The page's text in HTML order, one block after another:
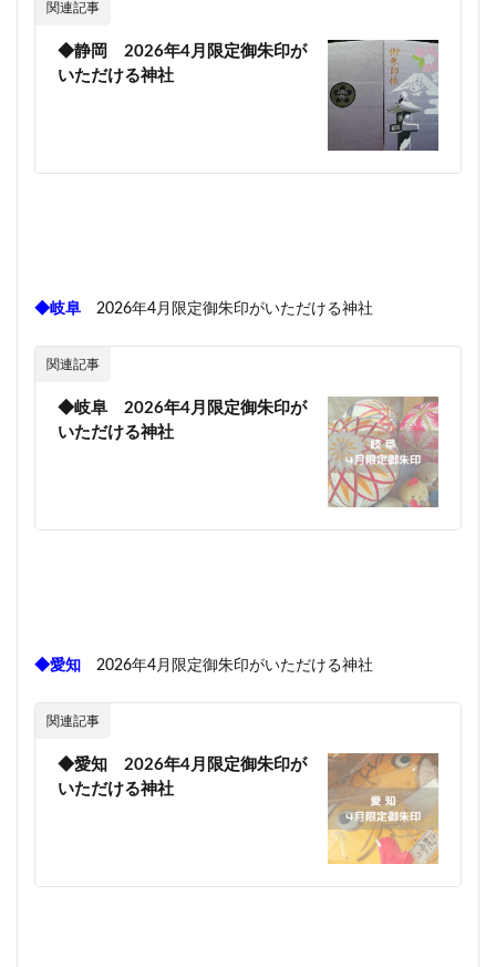
関連記事
◆静岡 2026年4月限定御朱印が
いただける神社
◆岐阜 2026年4月限定御朱印がいただける神社
関連記事
◆岐阜 2026年4月限定御朱印が
いただける神社
◆愛知 2026年4月限定御朱印がいただける神社
関連記事
◆愛知 2026年4月限定御朱印が
いただける神社